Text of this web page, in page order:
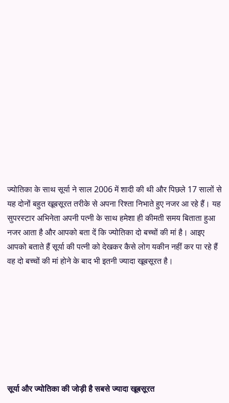
ज्योतिका के साथ सूर्या ने साल 2006 में शादी की थी और पिछले 17 सालों से
यह दोनों बहुत खूबसूरत तरीके से अपना रिश्ता निभाते हुए नजर आ रहे हैं। यह
सुपरस्टार अभिनेता अपनी पत्नी के साथ हमेशा ही कीमती समय बिताता हुआ
नजर आता है और आपको बता दें कि ज्योतिका दो बच्चों की मां है। आइए
आपको बताते हैं सूर्या की पत्नी को देखकर कैसे लोग यकीन नहीं कर पा रहे हैं
वह दो बच्चों की मां होने के बाद भी इतनी ज्यादा खूबसूरत है।
सूर्या और ज्योतिका की जोड़ी है सबसे ज्यादा खूबसूरत